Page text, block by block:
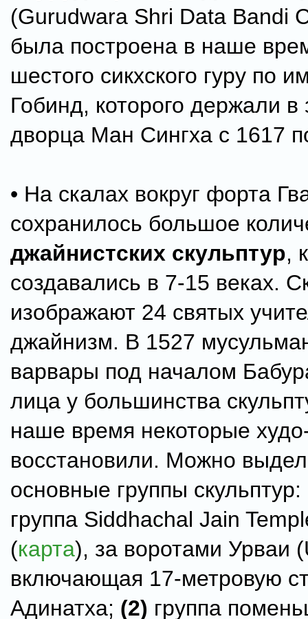
(Gurudwara Shri Data Bandi
была построена в наше
шестого сикхского гуру по
Гобинд, которого держали в
дворца Ман Сингха с 1617
• На скалах вокруг форта
сохранилось большое
джайнистских скульптур,
создавались в 7-15 веках.
изображают 24 святых
джайнизм. В 1527
варвары под началом
лица у большинства
наше время некоторые
восстановили. Можно
основные группы скульптур:
группа Siddhachal Jain
(карта), за воротами Урваи
включающая 17-метровую
Адинатха; (2) группа